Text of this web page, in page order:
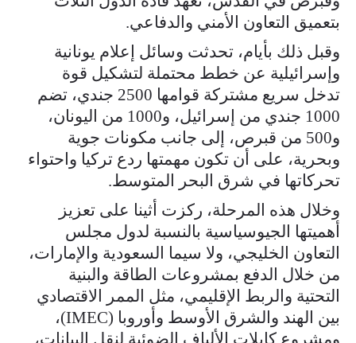
بتعميق التعاون الأمني والدفاعي.
وقبل ذلك بأيام، تحدثت وسائل إعلام يونانية
وإسرائيلية عن خطط محتملة لتشكيل قوة
تدخل سريع مشتركة قوامها 2500 جندي، تضم
1000 جندي من إسرائيل، و1000 من اليونان،
و500 من قبرص، إلى جانب مكونات جوية
وبحرية، على أن تكون مهمتها ردع تركيا واحتواء
تحركاتها في شرق البحر المتوسط.
وخلال هذه المرحلة، ركزت أثينا على تعزيز
أهميتها الجيوسياسية بالنسبة لدول مجلس
التعاون الخليجي، ولا سيما السعودية والإمارات،
من خلال الدفع بمشروعات الطاقة والبنية
التحتية والربط الإقليمي، مثل الممر الاقتصادي
بين الهند والشرق الأوسط وأوروبا (IMEC)،
ومشروع كابلات الألياف الضوئية لنقل البيانات،